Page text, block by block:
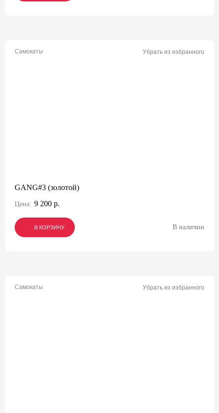
Самокаты Убрать из избранного
GANG#3 (золотой)
Цена: 9 200 р.
В КОРЗИНУ
В КОРЗИНУ
В КОРЗИНУ В наличии
Самокаты Убрать из избранного